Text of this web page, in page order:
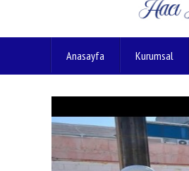
Anasayfa Kurumsal